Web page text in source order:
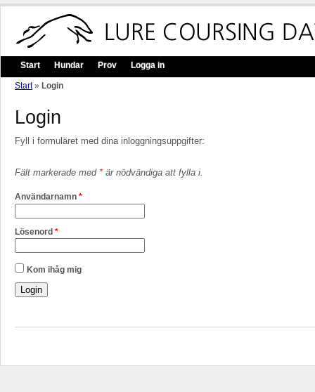
Start Hundar Prov Logga in
Start» Login
Login
Fyll i formuläret med dina inloggningsuppgifter:
Fält markerade med *är nödvändiga att fylla i.
Användarnamn *
Lösenord *
Kom ihåg mig